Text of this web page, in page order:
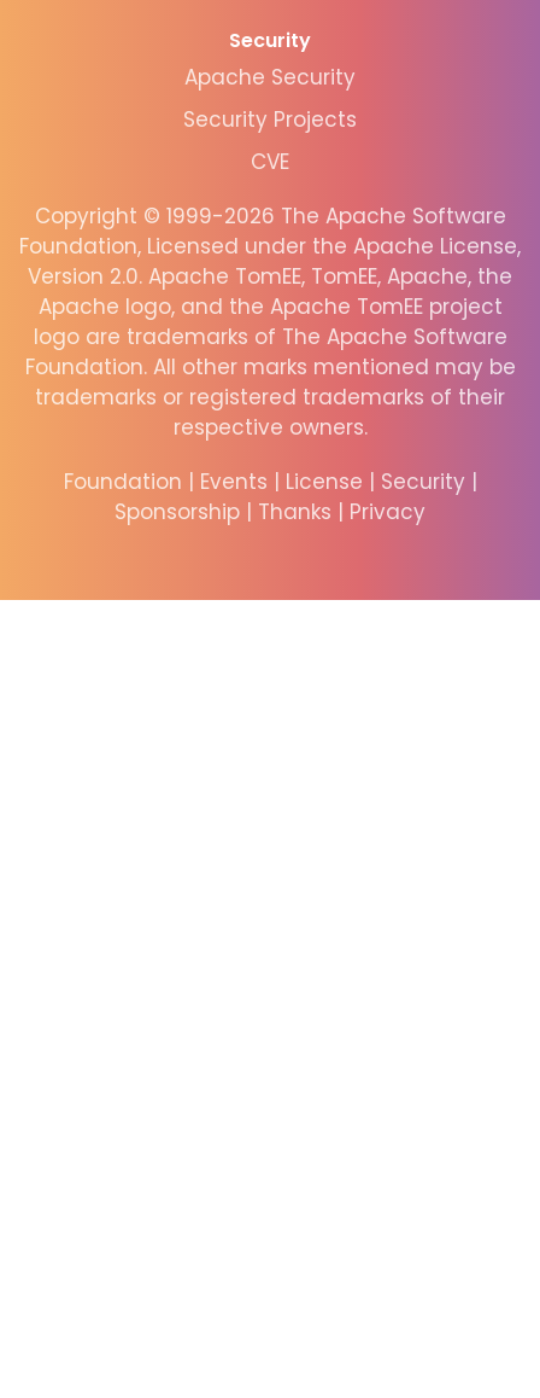
Security
Apache Security
Security Projects
CVE
Copyright © 1999-2026 The Apache Software
Foundation, Licensed under the Apache License,
Version 2.0. Apache TomEE, TomEE, Apache, the
Apache logo, and the Apache TomEE project
logo are trademarks of The Apache Software
Foundation. All other marks mentioned may be
trademarks or registered trademarks of their
respective owners.
Foundation | Events | License | Security |
Sponsorship | Thanks | Privacy